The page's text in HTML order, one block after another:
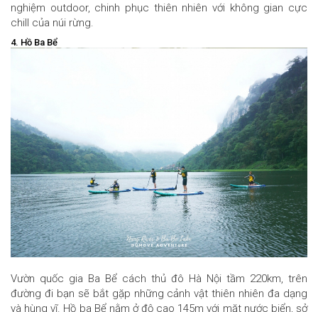
nghiệm outdoor, chinh phục thiên nhiên với không gian cực
chill của núi rừng.
4. Hồ Ba Bể
Vườn quốc gia Ba Bể cách thủ đô Hà Nội tầm 220km, trên
đường đi bạn sẽ bắt gặp những cảnh vật thiên nhiên đa dạng
và hùng vĩ. Hồ ba Bể nằm ở độ cao 145m với mặt nước biển, sở